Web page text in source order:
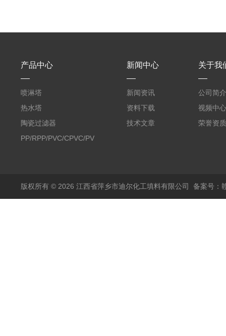
产品中心
喷淋塔
热水塔
陶瓷过滤器
PP/RPP/PVC/CPVC/PVDF
新闻中心
新闻资讯
资料下载
技术文章
关于我
公司简介
视频中心
荣誉资质
版权所有 © 2026 江西省萍乡市迪尔化工填料有限公司 备案号：